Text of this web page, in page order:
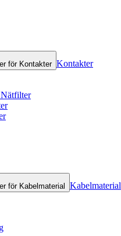
för Kontakter Kontakter
för Kabelmaterial Kabelmaterial